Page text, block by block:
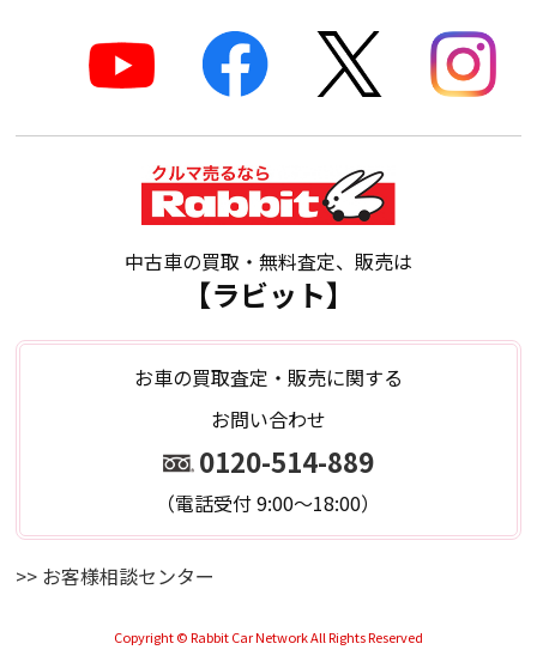
中古車の買取・無料査定、販売は
【ラビット】
お車の買取査定・販売に関する
お問い合わせ
0120-514-889
（電話受付 9:00～18:00）
>> お客様相談センター
Copyright © Rabbit Car Network All Rights Reserved